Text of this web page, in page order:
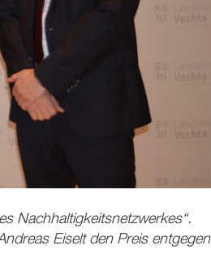
Nachhaltigkeitsnetzwerkes“.
Eiselt den Preis entgegen